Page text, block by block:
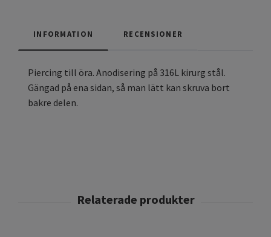
INFORMATION RECENSIONER
Piercing till öra. Anodisering på 316L kirurg stål.
Gängad på ena sidan, så man lätt kan skruva bort
bakre delen.